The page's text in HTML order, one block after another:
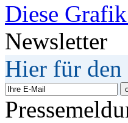
Diese
Newsletter
Hier für den